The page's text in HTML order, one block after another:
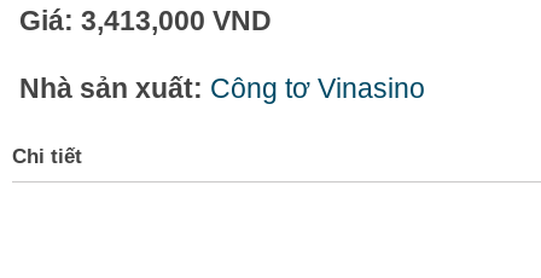
Giá: 3,413,000 VND
Nhà sản xuất: Công tơ Vinasino
Chi tiết